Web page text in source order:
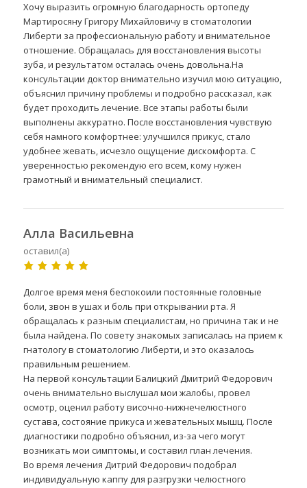
Хочу выразить огромную благодарность ортопеду
Мартиросяну Григору Михайловичу в стоматологии
Либерти за профессиональную работу и внимательное
отношение. Обращалась для восстановления высоты
зуба, и результатом осталась очень довольна.На
консультации доктор внимательно изучил мою ситуацию,
объяснил причину проблемы и подробно рассказал, как
будет проходить лечение. Все этапы работы были
выполнены аккуратно. После восстановления чувствую
себя намного комфортнее: улучшился прикус, стало
удобнее жевать, исчезло ощущение дискомфорта. С
уверенностью рекомендую его всем, кому нужен
грамотный и внимательный специалист.
Алла Васильевна
оставил(а)
Долгое время меня беспокоили постоянные головные
боли, звон в ушах и боль при открывании рта. Я
обращалась к разным специалистам, но причина так и не
была найдена. По совету знакомых записалась на прием к
гнатологу в стоматологию Либерти, и это оказалось
правильным решением.
На первой консультации Балицкий Дмитрий Федорович
очень внимательно выслушал мои жалобы, провел
осмотр, оценил работу височно-нижнечелюстного
сустава, состояние прикуса и жевательных мышц. После
диагностики подробно объяснил, из-за чего могут
возникать мои симптомы, и составил план лечения.
Во время лечения Дитрий Федорович подобрал
индивидуальную каппу для разгрузки челюстного